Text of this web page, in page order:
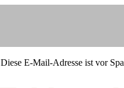
Diese E-Mail-Adresse ist vor